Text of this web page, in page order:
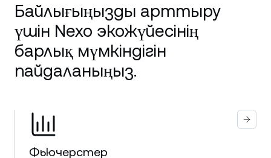
Байлығыңызды арттыру
үшін Nexo экожүйесінің
барлық мүмкіндігін
пайдаланыңыз.
Фьючерстер